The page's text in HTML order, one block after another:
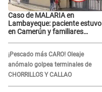
Caso de MALARIA en
Lambayeque: paciente estuvo
en Camerún y familiares
¡Pescado más CARO! Oleaje
anómalo golpea terminales de
CHORRILLOS Y CALLAO